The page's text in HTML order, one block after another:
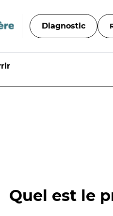
Diagnostic
Quel est le